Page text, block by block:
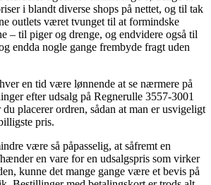
i blandt diverse shops på nettet, og til tak
outlets været tvunget til at formindske
– til piger og drenge, og endvidere også til
endda nogle gange frembyde fragt uden
en tid være lønnende at se nærmere på
efter udsalg på Regnerulle 3557-3001
placerer ordren, sådan at man er usvigeligt
pris.
være så påpasselig, at såfremt en
en vare for en udsalgspris som virker
kunne det mange gange være et bevis på